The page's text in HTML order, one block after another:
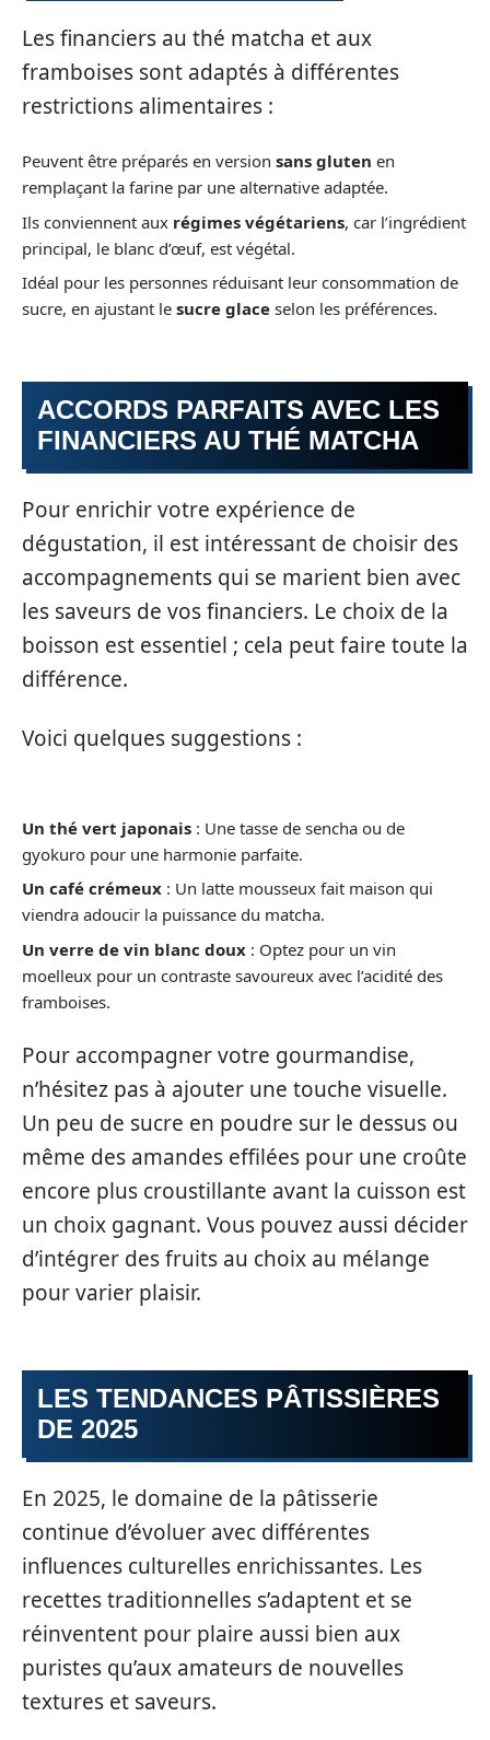
Les financiers au thé matcha et aux
framboises sont adaptés à différentes
restrictions alimentaires :
Peuvent être préparés en version sans gluten en
remplaçant la farine par une alternative adaptée.
Ils conviennent aux régimes végétariens, car l’ingrédient
principal, le blanc d’œuf, est végétal.
Idéal pour les personnes réduisant leur consommation de
sucre, en ajustant le sucre glace selon les préférences.
ACCORDS PARFAITS AVEC LES
FINANCIERS AU THÉ MATCHA
Pour enrichir votre expérience de
dégustation, il est intéressant de choisir des
accompagnements qui se marient bien avec
les saveurs de vos financiers. Le choix de la
boisson est essentiel ; cela peut faire toute la
différence.
Voici quelques suggestions :
Un thé vert japonais : Une tasse de sencha ou de
gyokuro pour une harmonie parfaite.
Un café crémeux : Un latte mousseux fait maison qui
viendra adoucir la puissance du matcha.
Un verre de vin blanc doux : Optez pour un vin
moelleux pour un contraste savoureux avec l’acidité des
framboises.
Pour accompagner votre gourmandise,
n’hésitez pas à ajouter une touche visuelle.
Un peu de sucre en poudre sur le dessus ou
même des amandes effilées pour une croûte
encore plus croustillante avant la cuisson est
un choix gagnant. Vous pouvez aussi décider
d’intégrer des fruits au choix au mélange
pour varier plaisir.
LES TENDANCES PÂTISSIÈRES
DE 2025
En 2025, le domaine de la pâtisserie
continue d’évoluer avec différentes
influences culturelles enrichissantes. Les
recettes traditionnelles s’adaptent et se
réinventent pour plaire aussi bien aux
puristes qu’aux amateurs de nouvelles
textures et saveurs.